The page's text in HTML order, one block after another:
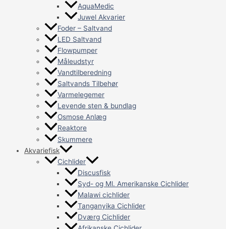
AquaMedic
Juwel Akvarier
Foder – Saltvand
LED Saltvand
Flowpumper
Måleudstyr
Vandtilberedning
Saltvands Tilbehør
Varmelegemer
Levende sten & bundlag
Osmose Anlæg
Reaktore
Skummere
Akvariefisk
Cichlider
Discusfisk
Syd- og Ml. Amerikanske Cichlider
Malawi cichlider
Tanganyika Cichlider
Dværg Cichlider